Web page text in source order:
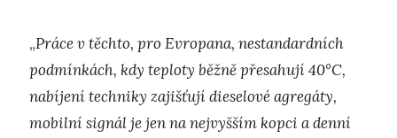
„Práce v těchto, pro Evropana, nestandardních
podmínkách, kdy teploty běžně přesahují 40°C,
nabíjení techniky zajišťují dieselové agregáty,
mobilní signál je jen na nejvyšším kopci a denní